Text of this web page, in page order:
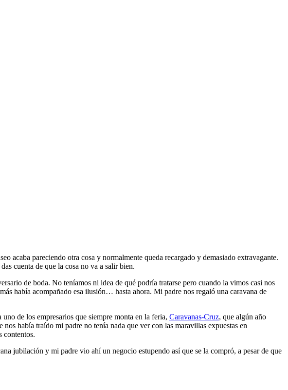
acaba pareciendo otra cosa y normalmente queda recargado y demasiado extravagante.
cuenta de que la cosa no va a salir bien.
de boda. No teníamos ni idea de qué podría tratarse pero cuando la vimos casi nos
había acompañado esa ilusión… hasta ahora. Mi padre nos regaló una caravana de
de los empresarios que siempre monta en la feria, Caravanas-Cruz, que algún año
había traído mi padre no tenía nada que ver con las maravillas expuestas en
contentos.
jubilación y mi padre vio ahí un negocio estupendo así que se la compró, a pesar de que